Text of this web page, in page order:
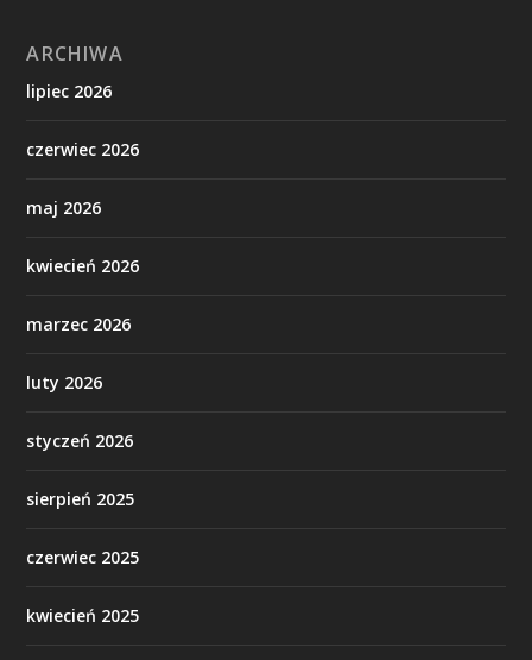
ARCHIWA
lipiec 2026
czerwiec 2026
maj 2026
kwiecień 2026
marzec 2026
luty 2026
styczeń 2026
sierpień 2025
czerwiec 2025
kwiecień 2025